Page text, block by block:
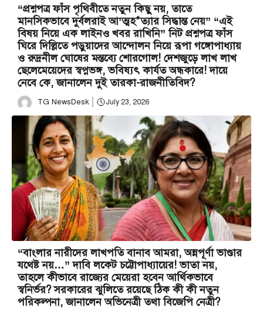
“প্রশ্নপত্র ফাঁস পৃথিবীতে নতুন কিছু নয়, তাতে
মানসিকভাবে দুর্বলরাই আ’ত্মহ*ত্যার সিদ্ধান্ত নেয়” “এই
বিষয় নিয়ে এক লাইনও খবর রাখিনি” নিট প্রশ্নপত্র ফাঁস
ঘিরে দিল্লিতে পড়ুয়াদের আন্দোলন নিয়ে রূপা গঙ্গোপাধ্যায়
ও রুদ্রনীল ঘোষের মন্তব্যে শোরগোল! দেশজুড়ে লাখ লাখ
ছেলেমেয়েদের স্বপ্নভঙ্গ, ভবিষ্যৎ কার্যত অন্ধকারে! দায়ে
নেবে কে, জানালেন দুই তারকা-রাজনীতিবিদ?
TG NewsDesk July 23, 2026
“বাংলার নারীদের লাখপতি বানাব আমরা, অন্নপূর্ণা ভাণ্ডার
যথেষ্ট নয়…” দাবি লকেট চট্টোপাধ্যায়ের! ভাতা নয়,
তাহলে কীভাবে রাজ্যের মেয়েরা হবেন আর্থিকভাবে
স্বনির্ভর? সরকারের ঝুলিতে রয়েছে ঠিক কী কী নতুন
পরিকল্পনা, জানালেন অভিনেত্রী তথা বিজেপি নেত্রী?